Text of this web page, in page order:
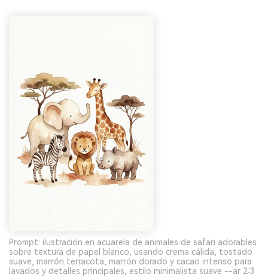
Prompt: ilustración en acuarela de animales de safari adorables
sobre textura de papel blanco, usando crema cálida, tostado
suave, marrón terracota, marrón dorado y cacao intenso para
lavados y detalles principales, estilo minimalista suave --ar 2:3